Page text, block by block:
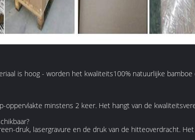
is hoog - worden het kwaliteits100% natuurlijke
oppervlakte minstens 2 keer. Het hangt van de
druk, lasergravure en de druk van de hitteoverdracht.